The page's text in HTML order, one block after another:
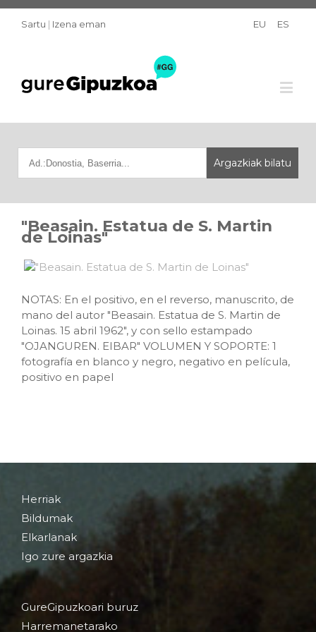
Sartu | Izena eman EU ES
"Beasain. Estatua de S. Martin
de Loinas"
NOTAS: En el positivo, en el reverso, manuscrito, de
mano del autor "Beasain. Estatua de S. Martin de
Loinas. 15 abril 1962", y con sello estampado
"OJANGUREN. EIBAR" VOLUMEN Y SOPORTE: 1
fotografía en blanco y negro, negativo en película,
positivo en papel
Herriak
Bildumak
Elkarlanak
Igo zure argazkia
GureGipuzkoari buruz
Harremanetarako